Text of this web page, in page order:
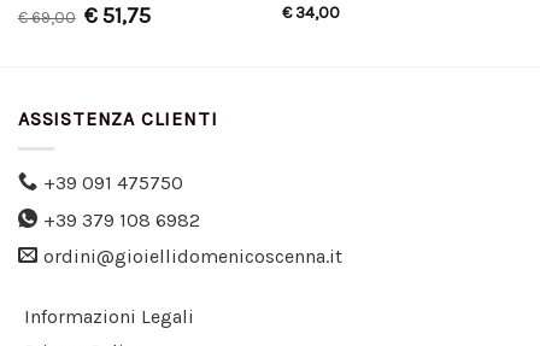
€69,00 €51,75 €34,00
ASSISTENZA CLIENTI
+39 091 475750
+39 379 108 6982
ordini@gioiellidomenicoscenna.it
Informazioni Legali